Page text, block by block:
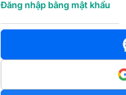
Đăng nhập bằng mật khẩu